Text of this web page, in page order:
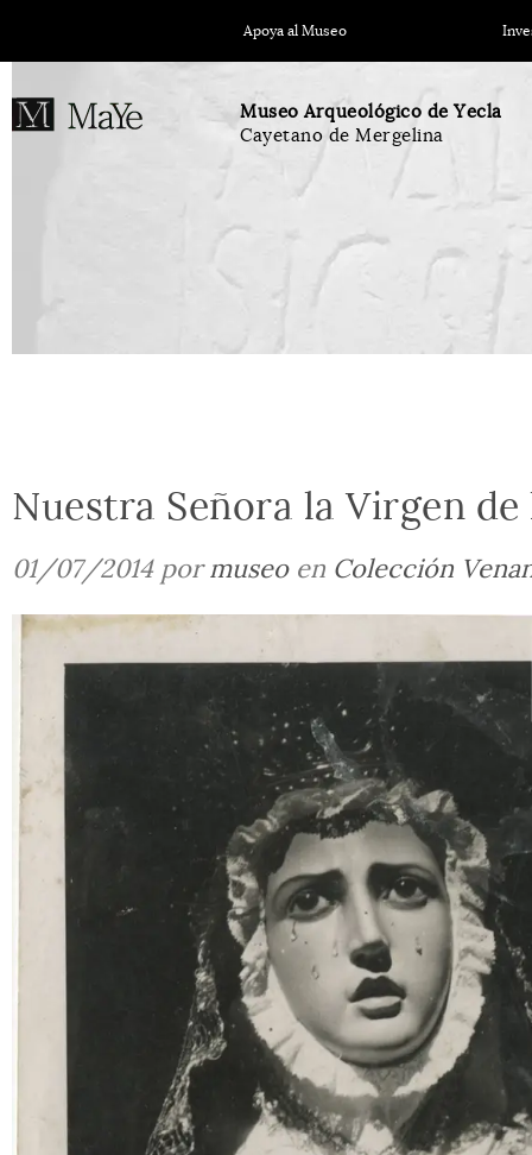
Apoya al Museo
Museo Arqueológico de Yecla
Cayetano de Mergelina
Nuestra Señora la Virgen
01/07/2014 pormuseoen Colección